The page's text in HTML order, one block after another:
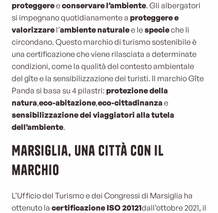
proteggereeconservare l’ambiente. Gli albergatori
si impegnanoquotidianamentea proteggere e
valorizzare l’ambiente naturalee lespecieche li
circondano. Questo marchio di turismo sostenibile è
una certificazione che viene rilasciata a determinate
condizioni, come la qualità del contesto ambientale
del gîte e la sensibilizzazione dei turisti. Il marchio Gîte
Panda si basa su 4 pilastri: protezione della
natura,eco-abitazione,eco-cittadinanzae
sensibilizzazione dei viaggiatori alla tutela
dell’ambiente.
Marsiglia, una città con il
marchio
L’Ufficio del Turismo e dei Congressi di Marsiglia ha
ottenuto la certificazione ISO 20121dall’ottobre 2021, il